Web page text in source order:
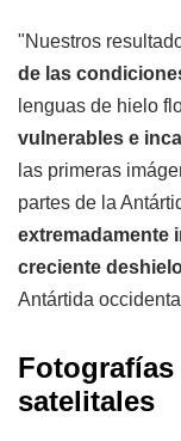
"Nuestros
de las
lenguas de hielo
vulnerables e
las primeras
partes de la
extremadamente
creciente
Antártida
satelitales